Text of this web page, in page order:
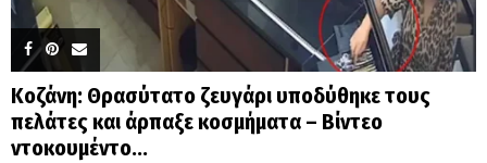
Κοζάνη: Θρασύτατο ζευγάρι υποδύθηκε τους
πελάτες και άρπαξε κοσμήματα – Βίντεο
ντοκουμέντο...